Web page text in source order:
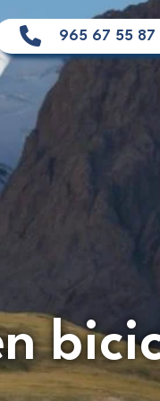
965 67 55 87